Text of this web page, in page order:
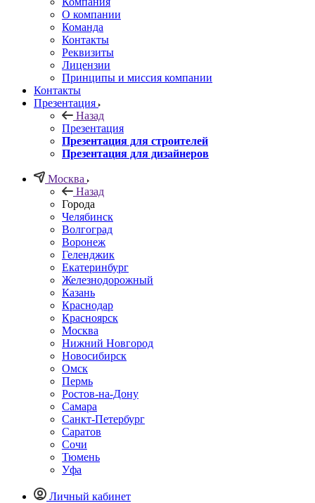
О компании
Команда
Контакты
Реквизиты
Лицензии
Принципы и миссия компании
Контакты
Презентация
Назад
Презентация
Презентация для строителей
Презентация для дизайнеров
Москва
Назад
Города
Челябинск
Волгоград
Воронеж
Геленджик
Екатеринбург
Железнодорожный
Казань
Краснодар
Красноярск
Москва
Нижний Новгород
Новосибирск
Омск
Пермь
Ростов-на-Дону
Самара
Санкт-Петербург
Саратов
Сочи
Тюмень
Уфа
Личный кабинет